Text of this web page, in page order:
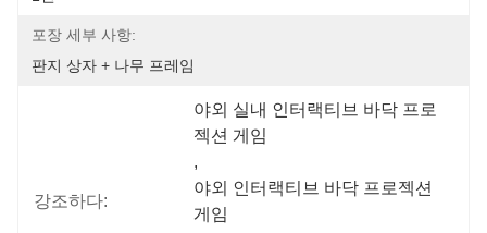
포장 세부 사항:
판지 상자 + 나무 프레임
강조하다:
야외 실내 인터랙티브 바닥 프로
젝션 게임
,
야외 인터랙티브 바닥 프로젝션
게임